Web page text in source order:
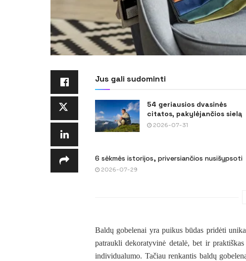
Jus gali sudominti
54 geriausios dvasinės
citatos, pakylėjančios sielą
2026-07-31
6 sėkmės istorijos, priversiančios nusišypsoti
2026-07-29
Baldų gobelenai yra puikus būdas pridėti
patraukli dekoratyvinė detalė, bet ir
individualumo. Tačiau renkantis baldų